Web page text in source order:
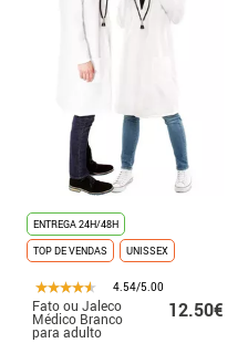
ENTREGA 24H/48H
TOP DE VENDAS
UNISSEX
4.54/5.00
Fato ou Jaleco
Médico Branco
para adulto
12.50€